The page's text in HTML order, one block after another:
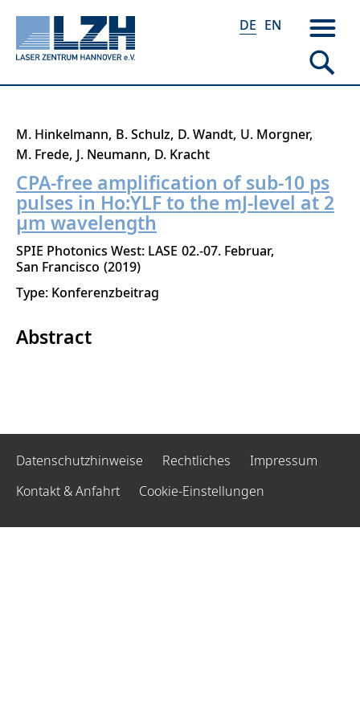
Direkt
zum
Inhalt
DE EN
M. Hinkelmann B. Schulz D. Wandt U. Morgner
M. Frede J. Neumann D. Kracht
CPA-free amplification of sub-10 ps
pulses in Ho:YLF to the mJ-level at 2
μm wavelength
SPIE Photonics West: LASE 02.-07. Februar
San Francisco 2019
Type: Konferenzbeitrag
Abstract
Datenschutzhinweise Rechtliches
Impressum
Kontakt & Anfahrt
Cookie-Einstellungen